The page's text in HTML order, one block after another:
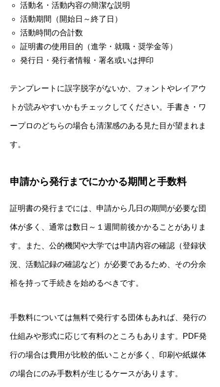
活動名・活動内容の簡潔な説明
活動期間（開始日～終了日）
活動時間の合計数
証明書の使用目的（進学・就職・奨学金等）
発行日・発行者情報・署名或いは押印
テンプレートに誤字脱字がないか、フォントやレイアウ
トが読みやすいかもチェックしてください。手書き・ワ
ープロのどちらの場合も清潔感のある見た目が望まれま
す。
申請から発行までにかかる期間と手数料
証明書の発行までには、申請から几日の期間が必要な団
体が多く、通常は数日～１週間前後かかることがありま
す。また、公的機関や大学では申請内容の確認（登録状
況、活動記録の確認など）が必要であるため、その分余
裕を持って手続きを始めるべきです。
手数料については無料で発行する団体もあれば、発行の
仕組みや形式に応じて有料のところもあります。PDF発
行の場合は費用が比較的低いことが多く、印刷や紙媒体
の場合にのみ手数料が生じるケースがあります。